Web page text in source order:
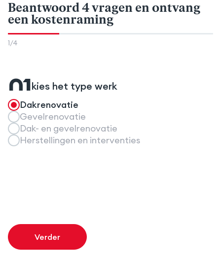
Beantwoord 4 vragenen ontvang
een kostenraming
1/4
01kies het type werk
Dakrenovatie
Gevelrenovatie
Dak- en gevelrenovatie
Herstellingen en interventies
Verder